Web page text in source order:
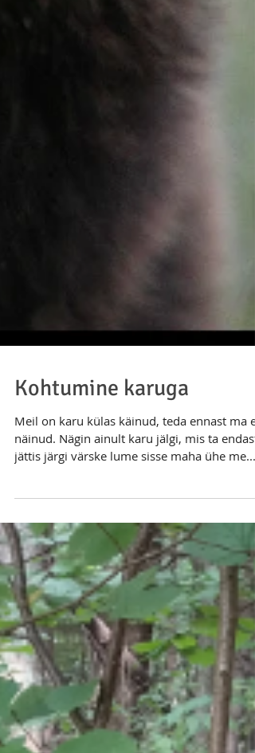
Kohtumine karuga
näinud. Nägin ainult karu jälgi, mis ta endast
jättis järgi värske lume sisse maha ühe me...